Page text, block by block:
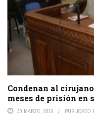
Condenan al
meses de prisión en
30 MARZO, 2015 PUBLICADO